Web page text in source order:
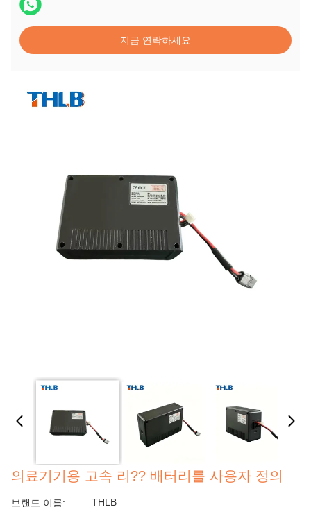
지금 연락하세요
의료기기용 고속 리?? 배터리를 사용자 정의
브랜드 이름: THLB